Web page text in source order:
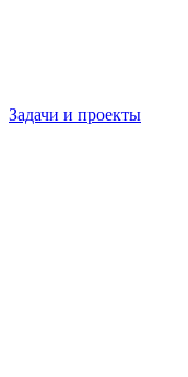
Задачи и проекты